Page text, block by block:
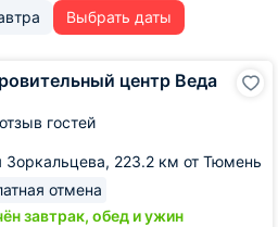
Выбрать даты
центр Веда
гостей
Зоркальцева, 223.2 км от Тюмень
отмена
завтрак, обед и ужин